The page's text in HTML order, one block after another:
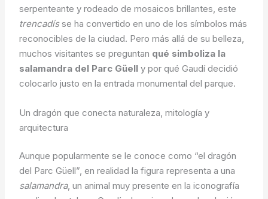
serpenteante y rodeado de mosaicos brillantes, este
trencadísse ha convertido en uno de los símbolos más
reconocibles de la ciudad. Pero más allá de su belleza,
muchos visitantes se preguntan qué simboliza la
salamandra del Parc Güell y por qué Gaudí decidió
colocarlo justo en la entrada monumental del parque.
Un dragón que conecta naturaleza, mitología y
arquitectura
Aunque popularmente se le conoce como “el dragón
del Parc Güell”, en realidad la figura representa a una
salamandra, un animal muy presente en la iconografía